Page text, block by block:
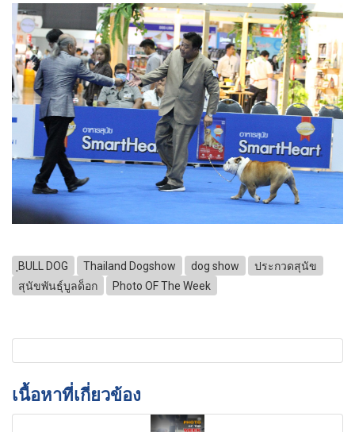
ฺBULL DOG Thailand Dogshow dog show
ประกวดสุนัข
สุนัขพันธุ์บูลด็อก
Photo OF The Week
เนื้อหาที่เกี่ยวข้อง